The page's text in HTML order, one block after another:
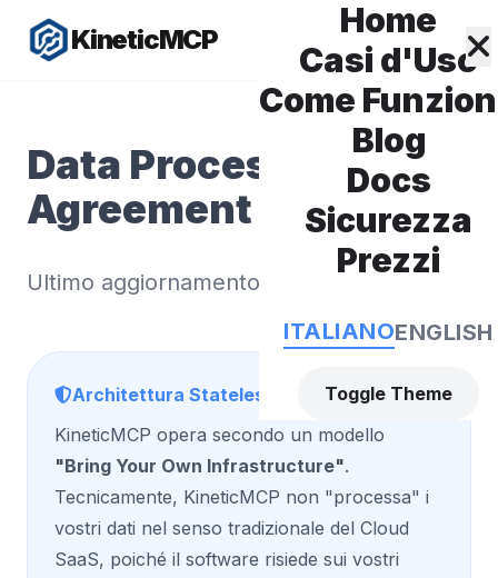
KineticMCP
Home
Casi d'Uso
Come
Blog
Docs
Sicurezza
Prezzi
ITALIANOENGLISH
Toggle Theme
Data Processing
Agreement (DPA)
Ultimo aggiornamento: 09 June 2026
Architettura Stateless
KineticMCP opera secondo un modello
"Bring Your Own Infrastructure".
Tecnicamente, KineticMCP non "processa" i
vostri dati nel senso tradizionale del Cloud
SaaS, poiché il software risiede sui vostri